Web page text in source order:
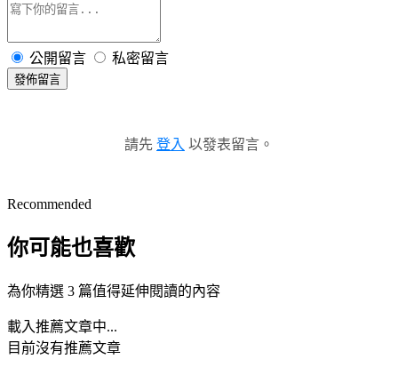
公開留言 私密留言
發佈留言
請先 登入 以發表留言。
Recommended
你可能也喜歡
為你精選 3 篇值得延伸閱讀的內容
載入推薦文章中...
目前沒有推薦文章